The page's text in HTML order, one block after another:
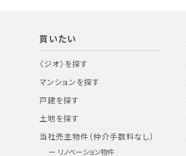
買いたい
〈ジオ〉を探す
マンションを探す
戸建を探す
土地を探す
当社売主物件（仲介手数料なし）
リノベーション物件